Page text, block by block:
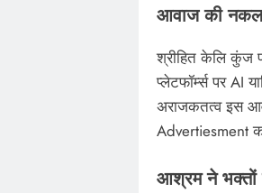
आवाज की
श्रीहित केलि कुंज
प्लेटफॉर्म्स पर AI
अराजकतत्व इस
Advertiesment
आश्रम ने भक्तों